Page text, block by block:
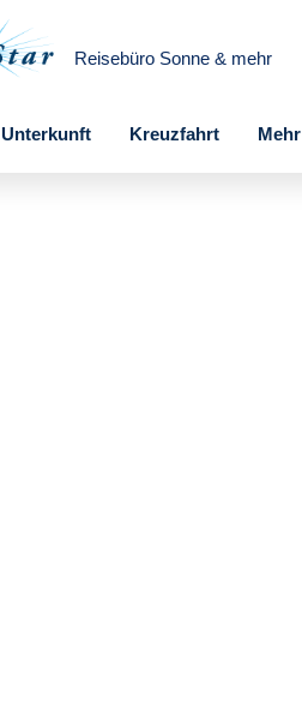
Reisebüro Sonne & mehr
Unterkunft Kreuzfahrt Mehr